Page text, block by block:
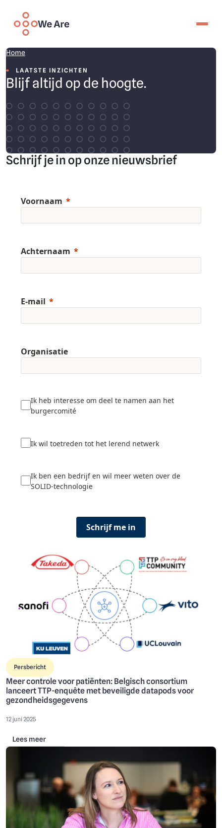
We are
Home
Laatste Inzichten
LAATSTE INZICHTEN
Blijf altijd op de hoogte.
Schrijf je in op onze nieuwsbrief
Voornaam
Achternaam
E-mail
Organisatie
Ik heb interesse om deel te namen aan het
burgercomité
Ik wil toetreden tot het lerend netwerk
Ik ben een bedrijf en wil meer weten over de
SOLID-technologie
Schrijf me in
Persbericht
Meer controle voor patiënten: Belgisch consortium
lanceert TTP-enquête met beveiligde datapods voor
gezondheidsgegevens
12 juni 2025
Lees meer
Image
Deelnemen
Voor professionele partners
Laatste inzichten
Afsprakenkader
Technologie
Mijn toegang